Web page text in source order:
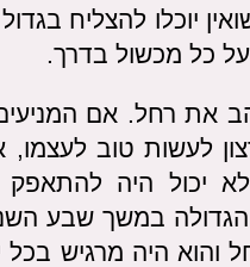
יוכלו להצליח בגדול
על כל מכשול בדרך.
את רחל. אם
לעשות טוב
יכול היה להתאפק
הגדולה במשך שבע
והוא היה מרגיש בכל